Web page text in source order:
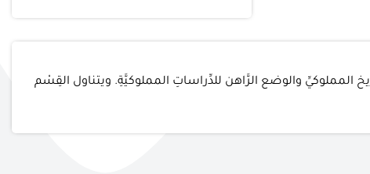
والوضع الرَّاهن للدِّراساتِ المملوكيَّةِ. ويتناول القِسْم